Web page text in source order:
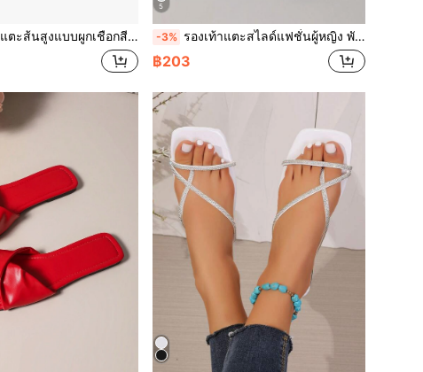
ชือกสีน้ำตาลสำหรับผู้หญิง, รองเท้าแตะลำลองแฟชั่นเรียบง่ายและสง่างาม
5
-3% รองเท้าแตะสไลด์แฟชั่นผู้หญิง พับได้ พื้นแบน จีบ สำหรับทุกฤดู สไตล์ใหม่ฤดูร้อน สำหรับใส่กลางแจ้ง สีขาวพื้นเหลือง หัวเหลี่ยม
฿203